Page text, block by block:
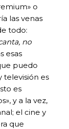
o
las venas
todo:
no
esas
puedo
televisión es
es
y a la vez,
el cine y
que